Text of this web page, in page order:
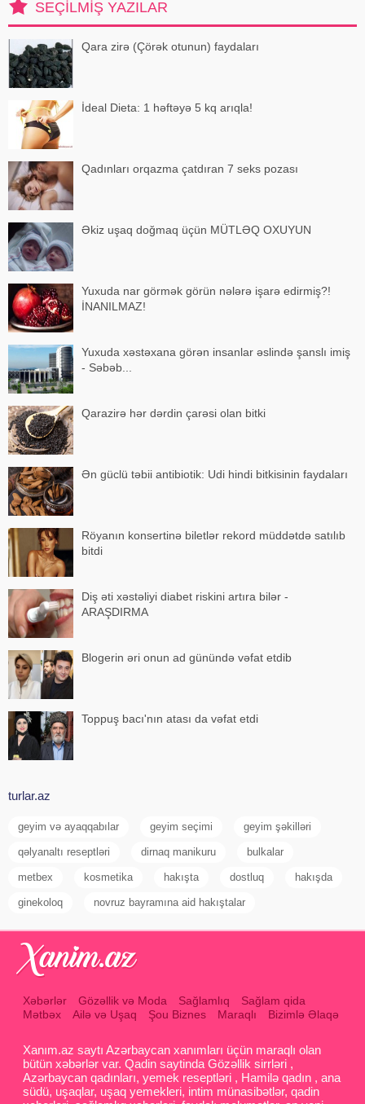
Qida təhlükəsizliyi şöbəsinin
müdir
SEÇILMIŞ YAZILAR
Qara zirə (Çörək otunun) faydaları
İdeal Dieta: 1 həftəyə 5 kq arıqla!
Qadınları orqazma çatdıran 7 seks pozası
Əkiz uşaq doğmaq üçün MÜTLƏQ OXUYUN
Yuxuda nar görmək görün nələrə işarə edirmiş?!
İNANILMAZ!
Yuxuda xəstəxana görən insanlar əslində şanslı imiş
- Səbəb...
Qarazirə hər dərdin çarəsi olan bitki
Ən güclü təbii antibiotik: Udi hindi bitkisinin faydaları
Röyanın konsertinə biletlər rekord müddətdə satılıb
bitdi
Diş əti xəstəliyi diabet riskini artıra bilər -
ARAŞDIRMA
Blogerin əri onun ad günündə vəfat etdib
Toppuş bacı'nın atası da vəfat etdi
turlar.az
geyim və ayaqqabılar geyim seçimi geyim şəkilləri
qəlyanaltı reseptləri dirnaq manikuru bulkalar
metbex kosmetika hakışta dostluq hakışda
ginekoloq novruz bayramına aid hakıştalar
Xəbərlər Gözəllik və Moda Sağlamlıq
Sağlam qida
Mətbəx
Ailə və Uşaq Şou Biznes Maraqlı Bizimlə Əlaqə
Xanım.az saytı Azərbaycan xanımları üçün maraqlı olan
bütün xəbərlər var. Qadin saytinda Gözəllik sirrləri ,
Azərbaycan qadınları, yemek reseptləri , Hamilə qadın , ana
südü, uşaqlar, uşaq yemekleri, intim münasibətlər, qadin